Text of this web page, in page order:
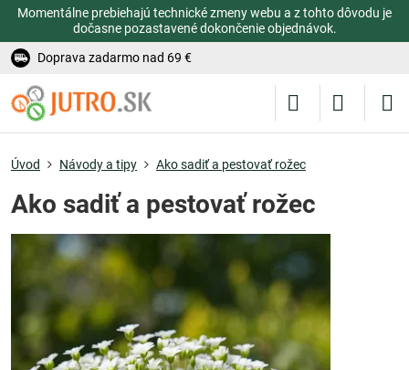
Momentálne prebiehajú technické zmeny webu a z tohto dôvodu je
dočasne pozastavené dokončenie objednávok.
Doprava zadarmo nad 69 €
Úvod Návody a tipy Ako sadiť a pestovať rožec
Ako sadiť a pestovať rožec